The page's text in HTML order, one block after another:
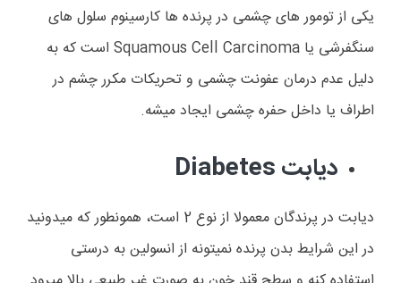
یکی از تومور های چشمی در پرنده ها کارسینوم سلول های
سنگفرشی یا Squamous Cell Carcinoma است که به
دلیل عدم درمان عفونت چشمی و تحریکات مکرر چشم در
اطراف یا داخل حفره چشمی ایجاد میشه.
دیابتDiabetes
دیابت در پرندگان معمولا از نوع 2 است، همونطور که میدونید
در این شرایط بدن پرنده نمیتونه از انسولین به درستی